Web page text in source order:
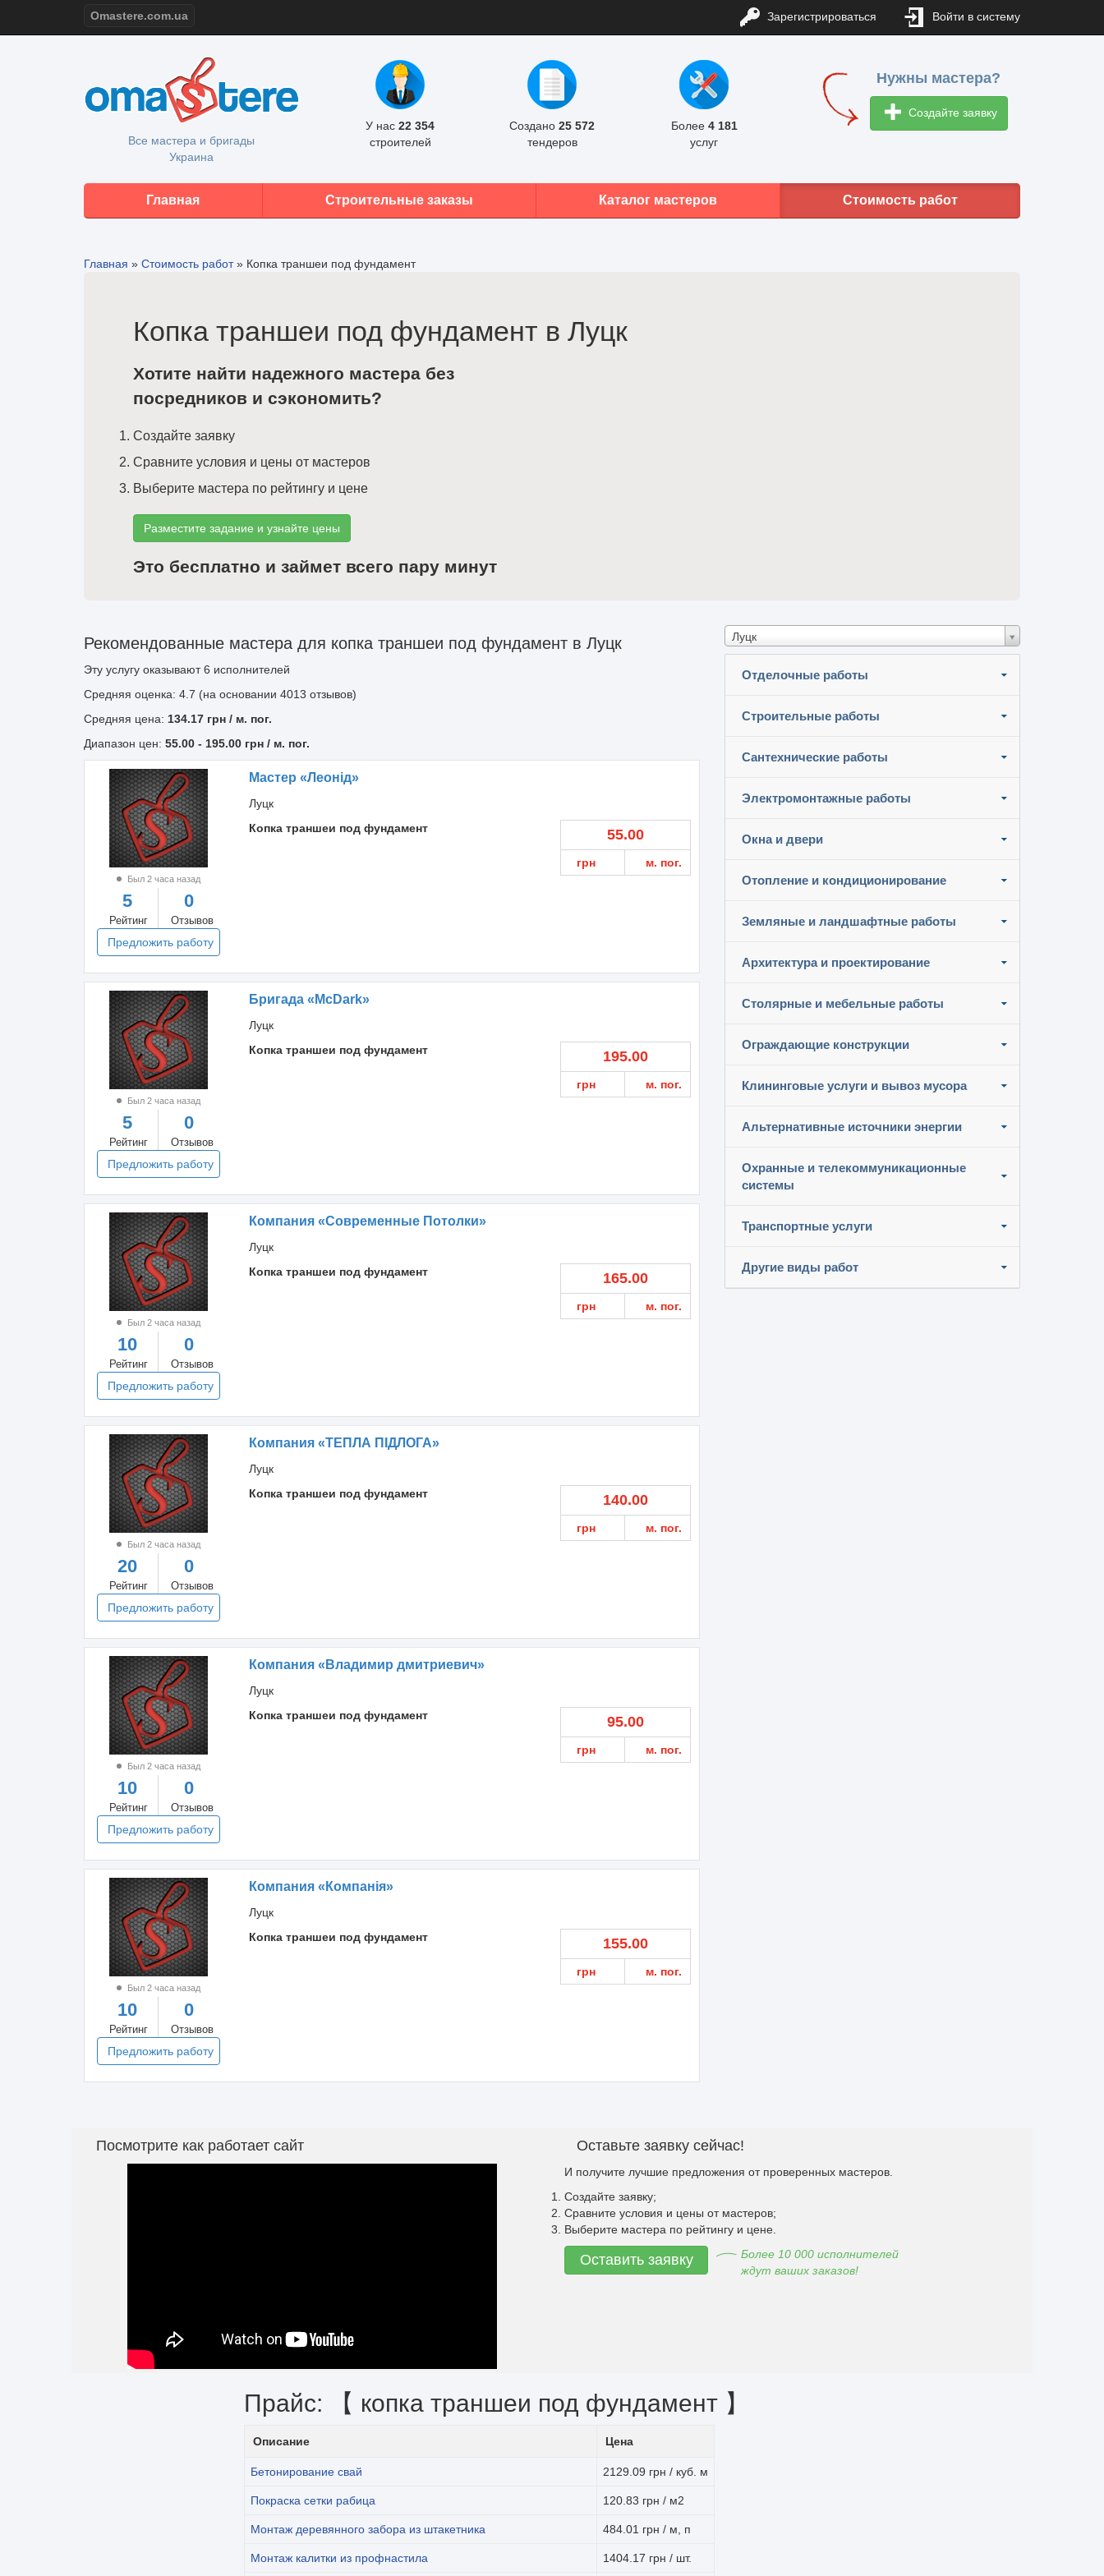
Omastere.com.ua Зарегистрироваться Войти в систему
Все мастера и бригады
Украина
У нас 22 354
строителей
Создано 25 572
тендеров
Более 4 181
услуг
Нужны мастера?
Создайте заявку
Главная Строительные заказы Каталог мастеров Стоимость работ
Главная » Стоимость работ» Копка траншеи под фундамент
Копка траншеи под фундамент в Луцк
Хотите найти надежного мастера без
посредников и сэкономить?
Создайте заявку
Сравните условия и цены от мастеров
Выберите мастера по рейтингу и цене
Разместите задание и узнайте цены
Это бесплатно и займет всего пару минут
Луцк
Отделочные работы
Строительные работы
Сантехнические работы
Электромонтажные работы
Окна и двери
Отопление и кондиционирование
Земляные и ландшафтные работы
Архитектура и проектирование
Столярные и мебельные работы
Ограждающие конструкции
Клининговые услуги и вывоз мусора
Альтернативные источники энергии
Охранные и телекоммуникационные
системы
Транспортные услуги
Другие виды работ
Рекомендованные мастера для копка траншеи под фундамент в Луцк
Эту услугу оказывают6 исполнителей
Средняя оценка: 4.7 (на основании 4013 отзывов)
Средняя цена: 134.17 грн / м. пог.
Диапазон цен: 55.00 - 195.00 грн / м. пог.
Был 2 часа назад
5
Рейтинг
0
Отзывов
Предложить работу
Мастер «Леонід»
Луцк
Копка траншеи под фундамент
55.00
грн м. пог.
Был 2 часа назад
5
Рейтинг
0
Отзывов
Предложить работу
Бригада «McDark»
Луцк
Копка траншеи под фундамент
195.00
грн м. пог.
Был 2 часа назад
10
Рейтинг
0
Отзывов
Предложить работу
Компания «Современные Потолки»
Луцк
Копка траншеи под фундамент
165.00
грн м. пог.
Был 2 часа назад
20
Рейтинг
0
Отзывов
Предложить работу
Компания «ТЕПЛА ПIДЛОГА»
Луцк
Копка траншеи под фундамент
140.00
грн м. пог.
Был 2 часа назад
10
Рейтинг
0
Отзывов
Предложить работу
Компания «Владимир дмитриевич»
Луцк
Копка траншеи под фундамент
95.00
грн м. пог.
Был 2 часа назад
10
Рейтинг
0
Отзывов
Предложить работу
Компания «Компанія»
Луцк
Копка траншеи под фундамент
155.00
грн м. пог.
Посмотрите как работает сайт Оставьте заявку сейчас!
И получите лучшие предложения от проверенных мастеров.
Создайте заявку;
Сравните условия и цены от мастеров;
Выберите мастера по рейтингу и цене.
Оставить заявку
Более 10 000 исполнителей
ждут ваших заказов!
Прайс: 【 копка траншеи под фундамент 】
Описание Цена
Бетонирование свай 2129.09 грн / куб. м
Покраска сетки рабица 120.83 грн / м2
Монтаж деревянного забора из штакетника 484.01 грн / м, п
Монтаж калитки из профнастила 1404.17 грн / шт.